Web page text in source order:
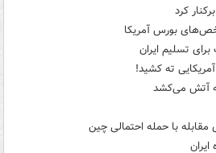
کرد
بورس آمریکا
تسلیم ایران
ته کشید!
آتش می‌کشد
مقابله با حمله احتمالی چین